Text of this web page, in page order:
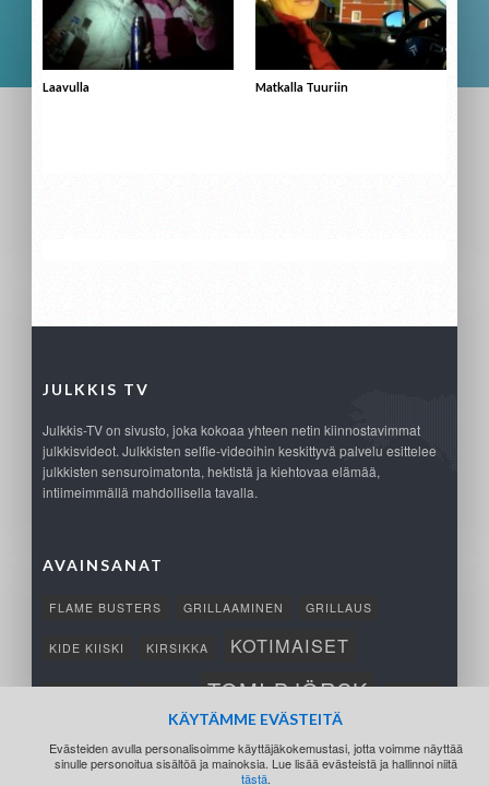
Laavulla Matkalla Tuuriin
JULKKIS TV
Julkkis-TV on sivusto, joka kokoaa yhteen netin kiinnostavimmat
julkkisvideot. Julkkisten selfie-videoihin keskittyvä palvelu esittelee
julkkisten sensuroimatonta, hektistä ja kiehtovaa elämää,
intiimeimmällä mahdollisella tavalla.
AVAINSANAT
FLAME BUSTERS GRILLAAMINEN GRILLAUS
KIDE KIISKI KIRSIKKA KOTIMAISET
TOMI BJÖRCK
KÄYTÄMME EVÄSTEITÄ
Evästeiden avulla personalisoimme käyttäjäkokemustasi, jotta voimme näyttää
sinulle personoitua sisältöä ja mainoksia. Lue lisää evästeistä ja hallinnoi niitä
tästä.